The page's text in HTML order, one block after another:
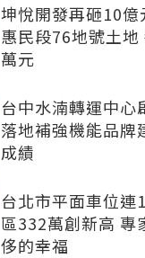
坤悅開發再砸10
惠民段76地號土
萬元
台中水湳轉運中心
落地補強機能品牌
成績
台北市平面車位連
區332萬創新高 專
侈的幸福